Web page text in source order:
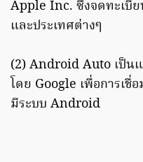
Apple Inc. ซึ่งจดทะเบีย
และประเทศต่างๆ
(2) Android Auto เป็
โดย Google เพื่อการเ
มีระบบ Android